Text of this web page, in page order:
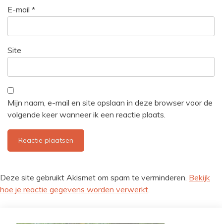
E-mail *
Site
Mijn naam, e-mail en site opslaan in deze browser voor de
volgende keer wanneer ik een reactie plaats.
Deze site gebruikt Akismet om spam te verminderen. Bekijk
hoe je reactie gegevens worden verwerkt